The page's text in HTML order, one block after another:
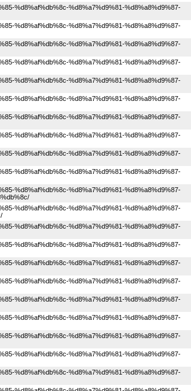
%d8%af%db%8c-%d8%a7%d9%81-%d8%a8%d9%87-
%d8%af%db%8c-%d8%a7%d9%81-%d8%a8%d9%87-
%d8%af%db%8c-%d8%a7%d9%81-%d8%a8%d9%87-
%d8%af%db%8c-%d8%a7%d9%81-%d8%a8%d9%87-
%d8%af%db%8c-%d8%a7%d9%81-%d8%a8%d9%87-
%d8%af%db%8c-%d8%a7%d9%81-%d8%a8%d9%87-
%d8%af%db%8c-%d8%a7%d9%81-%d8%a8%d9%87-
%d8%af%db%8c-%d8%a7%d9%81-%d8%a8%d9%87-
%d8%af%db%8c-%d8%a7%d9%81-%d8%a8%d9%87-
%d8%af%db%8c-%d8%a7%d9%81-%d8%a8%d9%87-
%d8%af%db%8c-%d8%a7%d9%81-%d8%a8%d9%87-
%d8%af%db%8c-%d8%a7%d9%81-%d8%a8%d9%87-
%d8%af%db%8c-%d8%a7%d9%81-%d8%a8%d9%87-
%d8%af%db%8c-%d8%a7%d9%81-%d8%a8%d9%87-
%d8%af%db%8c-%d8%a7%d9%81-%d8%a8%d9%87-
%d8%af%db%8c-%d8%a7%d9%81-%d8%a8%d9%87-
%d8%af%db%8c-%d8%a7%d9%81-%d8%a8%d9%87-
%d8%af%db%8c-%d8%a7%d9%81-%d8%a8%d9%87-
%d8%af%db%8c-%d8%a7%d9%81-%d8%a8%d9%87-
%d8%af%db%8c-%d8%a7%d9%81-%d8%a8%d9%87-
%d8%af%db%8c-%d8%a7%d9%81-%d8%a8%d9%87-